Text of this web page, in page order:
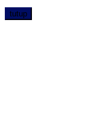
tutup